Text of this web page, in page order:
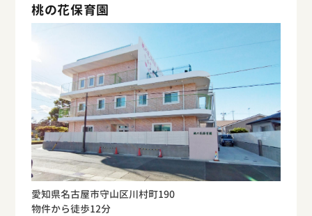
桃の花保育園
愛知県名古屋市守山区川村町190
物件から徒歩12分